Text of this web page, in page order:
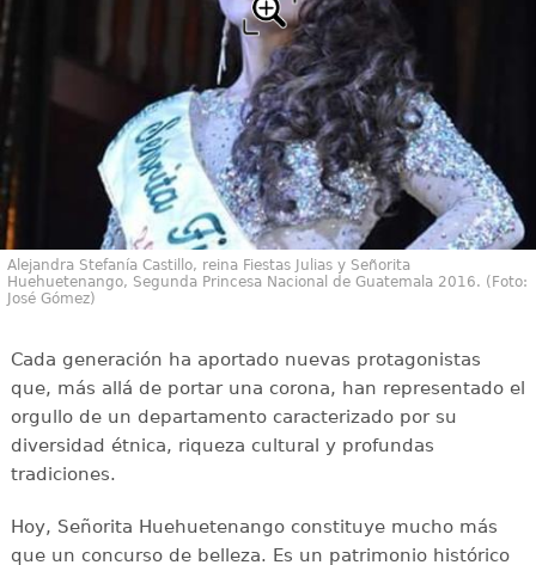
Alejandra Stefanía Castillo, reina Fiestas Julias y Señorita
Huehuetenango, Segunda Princesa Nacional de Guatemala 2016. (Foto:
José Gómez)
Cada generación ha aportado nuevas protagonistas
que, más allá de portar una corona, han representado el
orgullo de un departamento caracterizado por su
diversidad étnica, riqueza cultural y profundas
tradiciones.
Hoy, Señorita Huehuetenango constituye mucho más
que un concurso de belleza. Es un patrimonio histórico